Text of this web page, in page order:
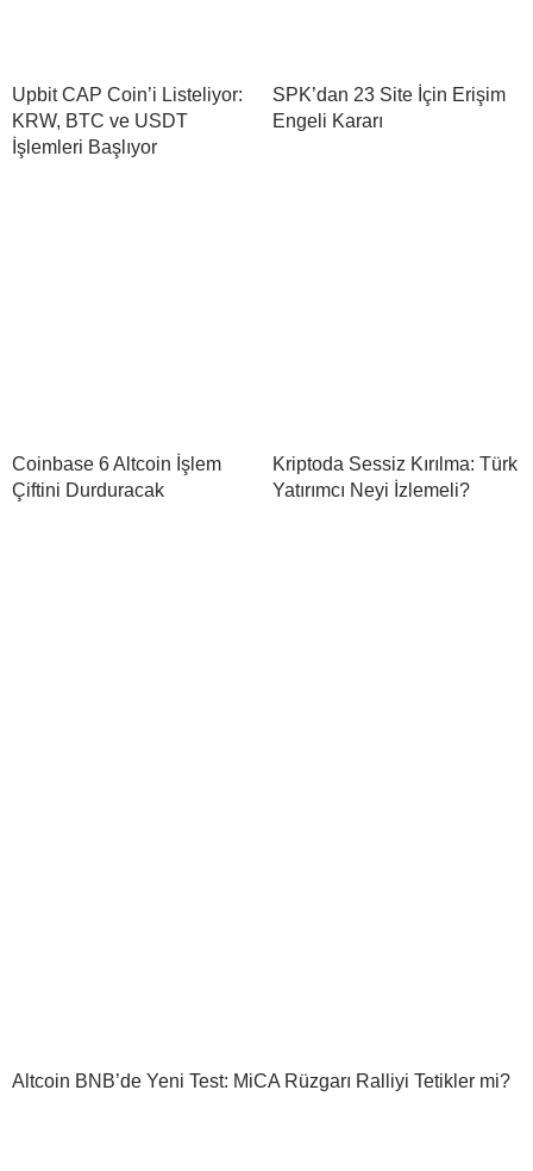
Upbit CAP Coin’i Listeliyor:
KRW, BTC ve USDT
İşlemleri Başlıyor
SPK’dan 23 Site İçin Erişim
Engeli Kararı
Coinbase 6 Altcoin İşlem
Çiftini Durduracak
Kriptoda Sessiz Kırılma: Türk
Yatırımcı Neyi İzlemeli?
Altcoin BNB’de Yeni Test: MiCA Rüzgarı Ralliyi Tetikler mi?